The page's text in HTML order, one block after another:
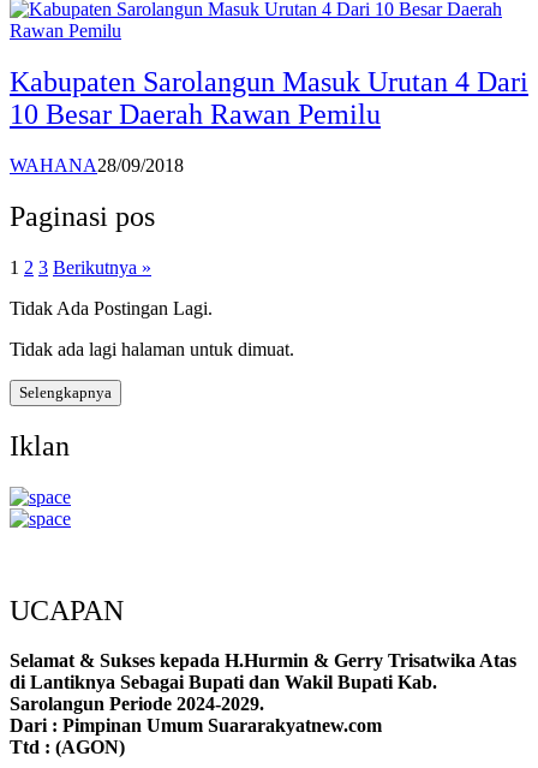
Kabupaten Sarolangun Masuk Urutan 4 Dari
10 Besar Daerah Rawan Pemilu
WAHANA28/09/2018
Paginasi pos
1 2 3 Berikutnya »
Tidak Ada Postingan Lagi.
Tidak ada lagi halaman untuk dimuat.
Selengkapnya
Iklan
UCAPAN
Selamat & Sukses kepada H.Hurmin & Gerry Trisatwika Atas
di Lantiknya Sebagai Bupati dan Wakil Bupati Kab.
Sarolangun Periode 2024-2029.
Dari : Pimpinan Umum Suararakyatnew.com
Ttd : (AGON)